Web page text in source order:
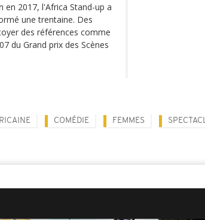
en 2017, l'Africa Stand-up a
une trentaine. Des
des références comme
du Grand prix des Scènes
COMÉDIE FEMMES